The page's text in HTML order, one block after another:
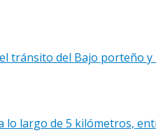
tránsito del Bajo porteño
largo de 5 kilómetros,